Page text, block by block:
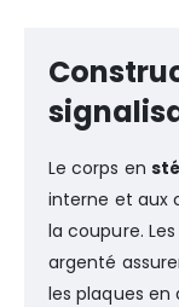
Le corps en
interne et aux
la coupure.
argenté
les plaques en